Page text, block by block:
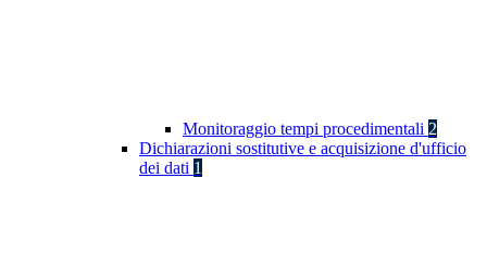
Monitoraggio tempi procedimentali 2
Dichiarazioni sostitutive e acquisizione d'ufficio
dei dati 1